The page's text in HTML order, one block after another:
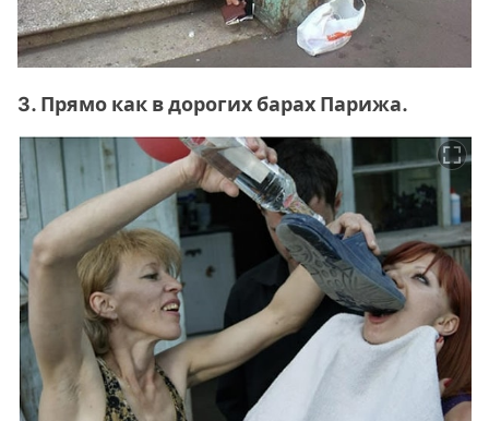
3. Прямо как в дорогих барах Парижа.